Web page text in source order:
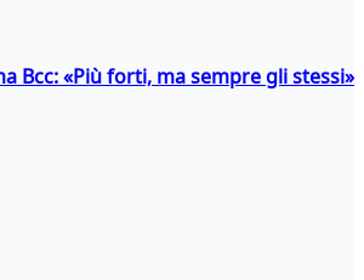
Bcc: «Più forti, ma sempre gli stessi»